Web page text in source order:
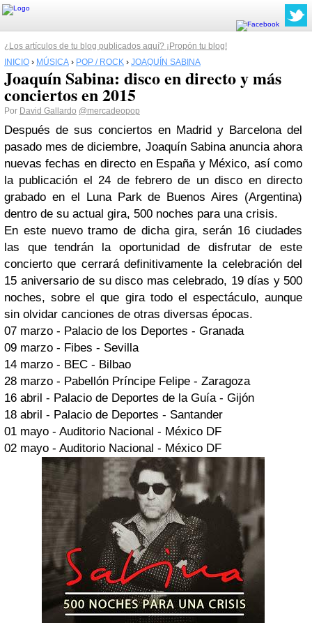
¿Los artículos de tu blog publicados aquí? ¡Propón tu blog!
INICIO › MÚSICA › POP / ROCK › JOAQUÍN SABINA
Joaquín Sabina: disco en directo y más
conciertos en 2015
Por David Gallardo @mercadeopop
Después de sus conciertos en Madrid y Barcelona del
pasado mes de diciembre, Joaquín Sabina anuncia ahora
nuevas fechas en directo en España y México, así como
la publicación el 24 de febrero de un disco en directo
grabado en el Luna Park de Buenos Aires (Argentina)
dentro de su actual gira, 500 noches para una crisis.
En este nuevo tramo de dicha gira, serán 16 ciudades
las que tendrán la oportunidad de disfrutar de este
concierto que cerrará definitivamente la celebración del
15 aniversario de su disco mas celebrado, 19 días y 500
noches, sobre el que gira todo el espectáculo, aunque
sin olvidar canciones de otras diversas épocas.
07 marzo - Palacio de los Deportes - Granada
09 marzo - Fibes - Sevilla
14 marzo - BEC - Bilbao
28 marzo - Pabellón Príncipe Felipe - Zaragoza
16 abril - Palacio de Deportes de la Guía - Gijón
18 abril - Palacio de Deportes - Santander
01 mayo - Auditorio Nacional - México DF
02 mayo - Auditorio Nacional - México DF